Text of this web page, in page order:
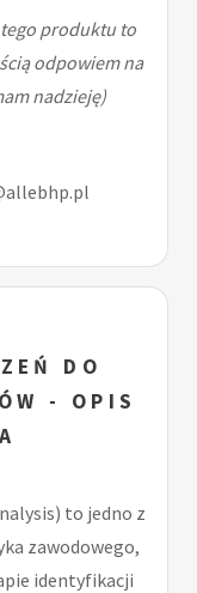
produktu to
odpowiem na
nadzieję)
DO
- OPIS
to jedno z
zawodowego,
identyfikacji